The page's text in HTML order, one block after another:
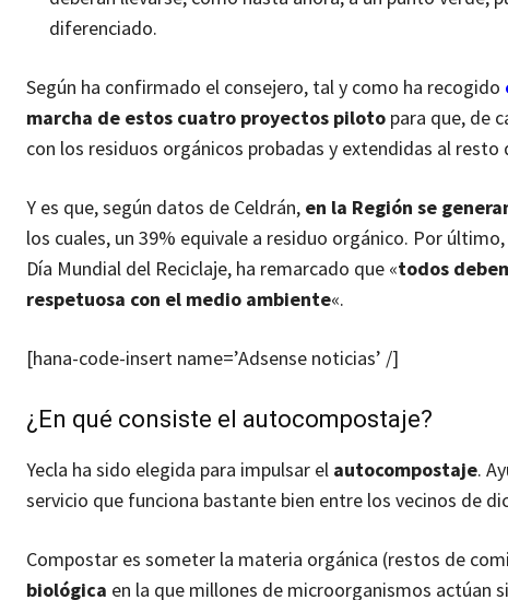
diferenciado.
Según ha confirmado el consejero, tal y como ha recogido
marcha de estos cuatro proyectos piloto para que, de
con los residuos orgánicos probadas y extendidas al resto
Y es que, según datos de Celdrán, en la Región se
los cuales, un 39% equivale a residuo orgánico. Por
Día Mundial del Reciclaje, ha remarcado que «todos
respetuosa con el medio ambiente«.
[hana-code-insert name=’Adsense noticias’ /]
¿En qué consiste el autocompostaje?
Yecla ha sido elegida para impulsar el autocompostaje.
servicio que funciona bastante bien entre los vecinos de
Compostar es someter la materia orgánica (restos de
biológica en la que millones de microorganismos actúan